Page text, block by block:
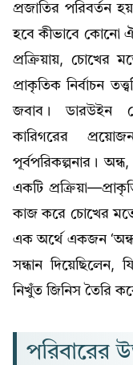
প্রজাতির পরিবর্তন
হবে কীভাবে কোনো
প্রক্রিয়ায়, চোখের
প্রাকৃতিক নির্বাচন
জবাব। ডারউইন
কারিগরের
পূর্বপরিকল্পনার।
একটি
কাজ করে চোখের
এক অর্থে একজন
সন্ধান
নিখুঁত জিনিস তৈরি
পরিবারের